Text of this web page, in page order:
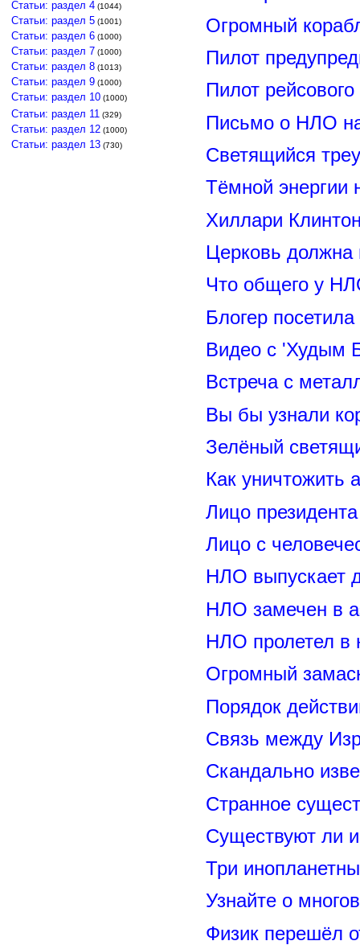
Статьи: раздел 4 (1044)
Статьи: раздел 5 (1001)
Статьи: раздел 6 (1000)
Статьи: раздел 7 (1000)
Статьи: раздел 8 (1013)
Статьи: раздел 9 (1000)
Статьи: раздел 10 (1000)
Статьи: раздел 11 (329)
Статьи: раздел 12 (1000)
Статьи: раздел 13 (730)
Огромный
Пилот
Пилот
Письмо о НЛО
Светящийся
Тёмной энергии
Хиллари
Церковь должна
Что общего у
Блогер
Видео с 'Худым
Встреча с
Вы бы узнали
Зелёный
Как уничтожить
Лицо
Лицо с
НЛО выпускает
НЛО замечен в
НЛО пролетел в
Огромный
Порядок
Связь между
Скандально
Странное
Существуют ли
Три
Узнайте о
Физик перешёл